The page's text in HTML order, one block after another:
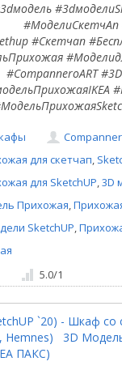
#МоделиСкетчАп
#Скетчап
#CompanneroART
для скетчап
для SketchUP 3D
Прихожая
SketchUP
5.0/1
`20) - Шкаф со
Hemnes)
3D
ПАКС)